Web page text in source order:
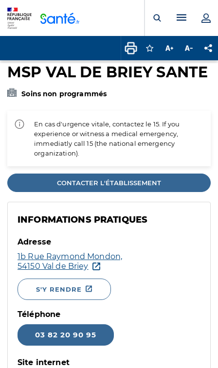
Ouvrir laMenu
Connectez-vous
Augmenter la
MSP VAL DE BRIEY SANTE
Soins non programmés
En cas d'urgence vitale, contactez le 15. If you
experience or witness a medical emergency,
immediatly call 15 (the national emergency
organization).
CONTACTER L'ÉTABLISSEMENT
INFORMATIONS PRATIQUES
Adresse
1b Rue Raymond Mondon,
54150 Val de Briey
S'Y RENDRE
Téléphone
03 82 20 90 95
Site internet